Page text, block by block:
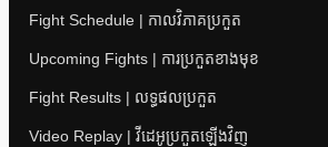
Fight Schedule | កាលវិភាគប្រកួត
Upcoming Fights | ការប្រកួតខាងមុខ
Fight Results | លទ្ធផលប្រកួត
Video Replay | វីដេអូប្រកួតឡើងវិញ